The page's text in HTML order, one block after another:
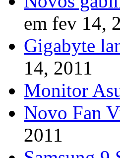
em fev 14,
Gigabyte
14, 2011
Monitor
Novo Fan
2011